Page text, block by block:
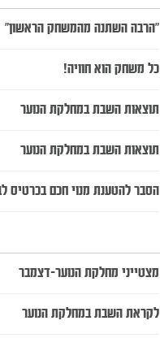
"הרבה השתנה מהמשחק הראשון"
כל משחק הוא חוויה!
תוצאות השבת במחלקת הנוער
תוצאות השבת במחלקת הנוער
הסבר להטענת מנוי חכם בכרטיס
מצטייני מחלקת הנוער-דצמבר
לקראת השבת במחלקת הנוער